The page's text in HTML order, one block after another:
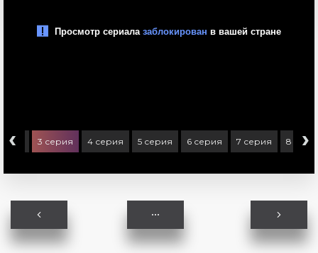
‹ 3 серия 4 серия 5 серия 6 серия 7 серия 8 ›